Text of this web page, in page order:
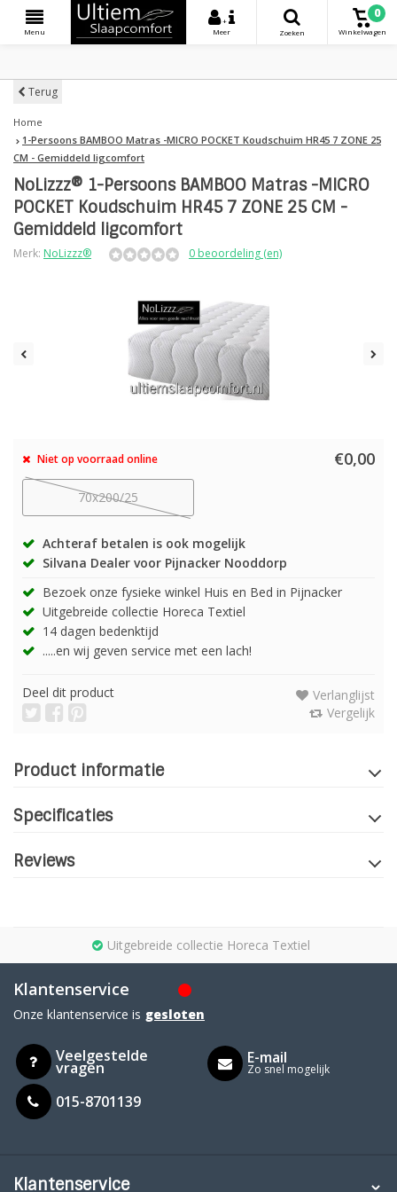
Menu
+
Meer
Zoeken
0
Winkelwagen
Terug
Home
1-Persoons BAMBOO Matras -MICRO POCKET Koudschuim HR45 7 ZONE 25
CM - Gemiddeld ligcomfort
NoLizzz® 1-Persoons BAMBOO Matras -MICRO
POCKET Koudschuim HR45 7 ZONE 25 CM -
Gemiddeld ligcomfort
Merk: NoLizzz® 0 beoordeling (en)
Niet op voorraad online €0,00
70x200/25
Achteraf betalen is ook mogelijk
Silvana Dealer voor Pijnacker Nooddorp
Bezoek onze fysieke winkel Huis en Bed in Pijnacker
Uitgebreide collectie Horeca Textiel
14 dagen bedenktijd
.....en wij geven service met een lach!
Deel dit product
Verlanglijst
Vergelijk
Product informatie
Specificaties
Reviews
Uitgebreide collectie Horeca Textiel
Klantenservice
Onze klantenservice is gesloten
Veelgestelde
vragen
015-8701139
E-mail
Zo snel mogelijk
Klantenservice